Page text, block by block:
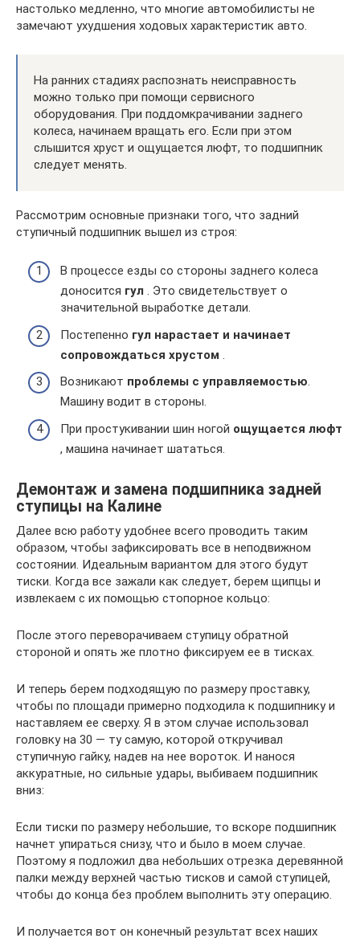
настолько медленно, что многие автомобилисты не
замечают ухудшения ходовых характеристик авто.
На ранних стадиях распознать неисправность
можно только при помощи сервисного
оборудования. При поддомкрачивании заднего
колеса, начинаем вращать его. Если при этом
слышится хруст и ощущается люфт, то подшипник
следует менять.
Рассмотрим основные признаки того, что задний
ступичный подшипник вышел из строя:
В процессе езды со стороны заднего колеса
доносится гул . Это свидетельствует о
значительной выработке детали.
Постепенно гул нарастает и начинает
сопровождаться хрустом .
Возникают проблемы с управляемостью.
Машину водит в стороны.
При простукивании шин ногой ощущается люфт
, машина начинает шататься.
Демонтаж и замена подшипника задней
ступицы на Калине
Далее всю работу удобнее всего проводить таким
образом, чтобы зафиксировать все в неподвижном
состоянии. Идеальным вариантом для этого будут
тиски. Когда все зажали как следует, берем щипцы и
извлекаем с их помощью стопорное кольцо:
После этого переворачиваем ступицу обратной
стороной и опять же плотно фиксируем ее в тисках.
И теперь берем подходящую по размеру проставку,
чтобы по площади примерно подходила к подшипнику и
наставляем ее сверху. Я в этом случае использовал
головку на 30 — ту самую, которой откручивал
ступичную гайку, надев на нее вороток. И нанося
аккуратные, но сильные удары, выбиваем подшипник
вниз:
Если тиски по размеру небольшие, то вскоре подшипник
начнет упираться снизу, что и было в моем случае.
Поэтому я подложил два небольших отрезка деревянной
палки между верхней частью тисков и самой ступицей,
чтобы до конца без проблем выполнить эту операцию.
И получается вот он конечный результат всех наших